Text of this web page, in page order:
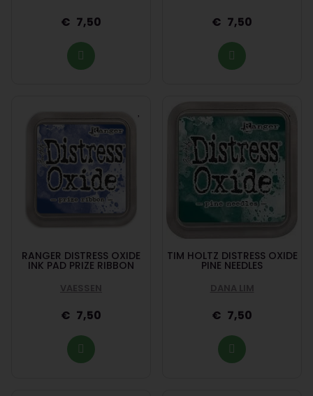
7,50 7,50
RANGER DISTRESS OXIDE
INK PAD PRIZE RIBBON
VAESSEN
7,50
TIM HOLTZ DISTRESS OXIDE
PINE NEEDLES
DANA LIM
7,50